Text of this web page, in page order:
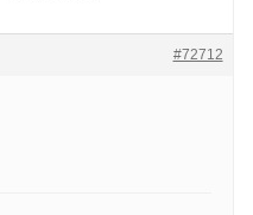
#72712